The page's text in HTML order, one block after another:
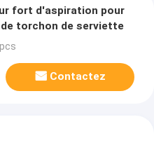
fort d'aspiration pour
de torchon de serviette
Contactez